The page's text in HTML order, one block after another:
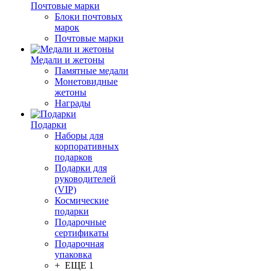
Почтовые марки
Блоки почтовых
марок
Почтовые марки
Медали и жетоны
Памятные медали
Монетовидные
жетоны
Награды
Подарки
Наборы для
корпоративных
подарков
Подарки для
руководителей
(VIP)
Космические
подарки
Подарочные
сертификаты
Подарочная
упаковка
+ ЕЩЕ 1